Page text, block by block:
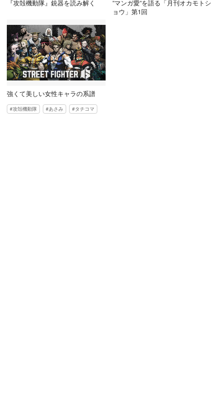
『攻殻機動隊』銃器を読み解く
”マンガ愛”を語る「月刊オカモトシ
ョウ」第1回
強くて美しい女性キャラの系譜
攻殻機動隊 あさみ タチコマ